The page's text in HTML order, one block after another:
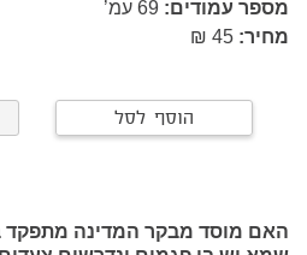
מספר עמודים: 69 עמ’
מחיר:
הוסף לסל
האם מוסד מבקר המדינה מתפקד